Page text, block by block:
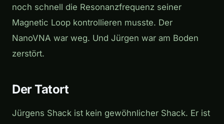
noch schnell die Resonanzfrequenz seiner
Magnetic Loop kontrollieren musste. Der
NanoVNA war weg. Und Jürgen war am Boden
zerstört.
Der Tatort
Jürgens Shack ist kein gewöhnlicher Shack. Er ist